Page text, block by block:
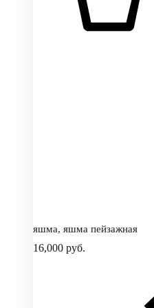
яшма, яшма пейзажная
16,000 руб.